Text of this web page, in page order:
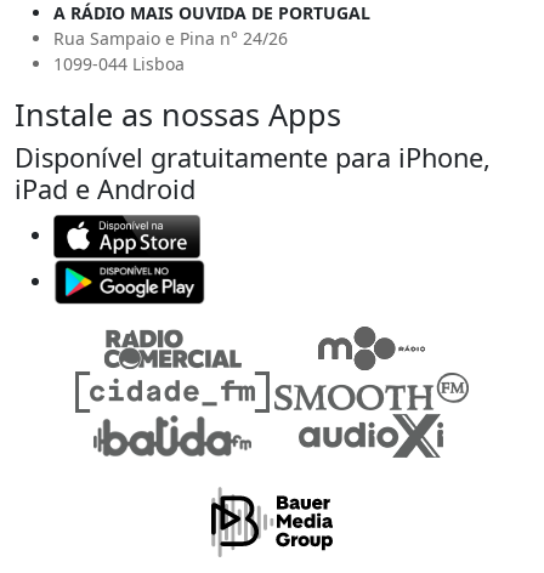
A RÁDIO MAIS OUVIDA DE PORTUGAL
Rua Sampaio e Pina n° 24/26
1099-044 Lisboa
Instale as nossas Apps
Disponível gratuitamente para iPhone,
iPad e Android